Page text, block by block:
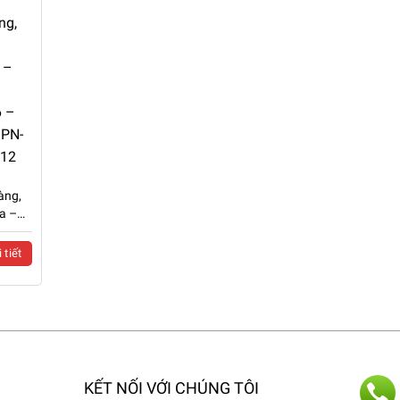
–
tiết
KẾT NỐI VỚI CHÚNG TÔI